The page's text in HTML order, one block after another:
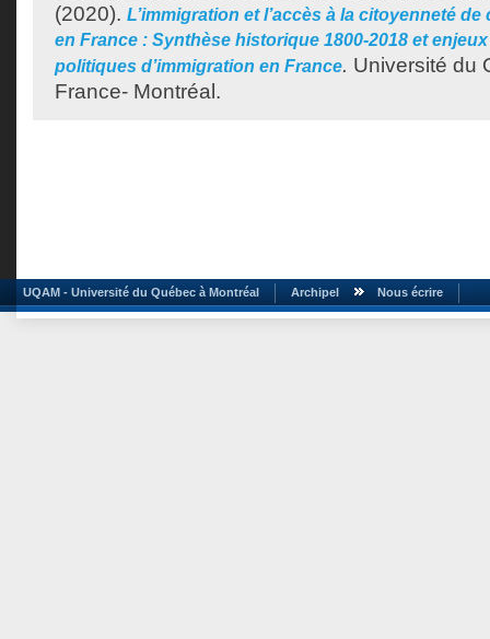
(2020). L’immigration et l’accès à la citoyenneté
en France : Synthèse historique 1800-2018 et
politiques d’immigration en France. Université du
France- Montréal.
UQAM - Université du Québec à Montréal Archipel Nous écrire